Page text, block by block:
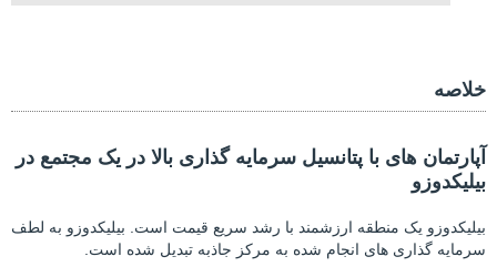
خلاصه
آپارتمان های با پتانسیل سرمایه گذاری بالا در یک مجتمع در
بیلیکدوزو
بیلیکدوزو یک منطقه ارزشمند با رشد سریع قیمت است. بیلیکدوزو به لطف
سرمایه گذاری های انجام شده به مرکز جاذبه تبدیل شده است.